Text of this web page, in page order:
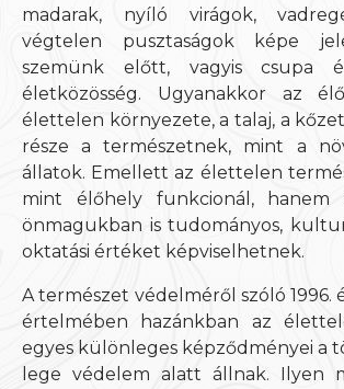
madarak, nyíló virágok,
végtelen pusztaságok képe
szemünk előtt, vagyis csupa
életközösség. Ugyanakkor az
élettelen környezete, a talaj, a
része a természetnek, mint a
állatok. Emellett az élettelen
mint élőhely funkcionál, hanem
önmagukban is tudományos,
oktatási értéket képviselhetnek.
A természet védelméről szóló 1996.
értelmében hazánkban az
egyes különleges képződményei a
lege védelem alatt állnak. Ilyen